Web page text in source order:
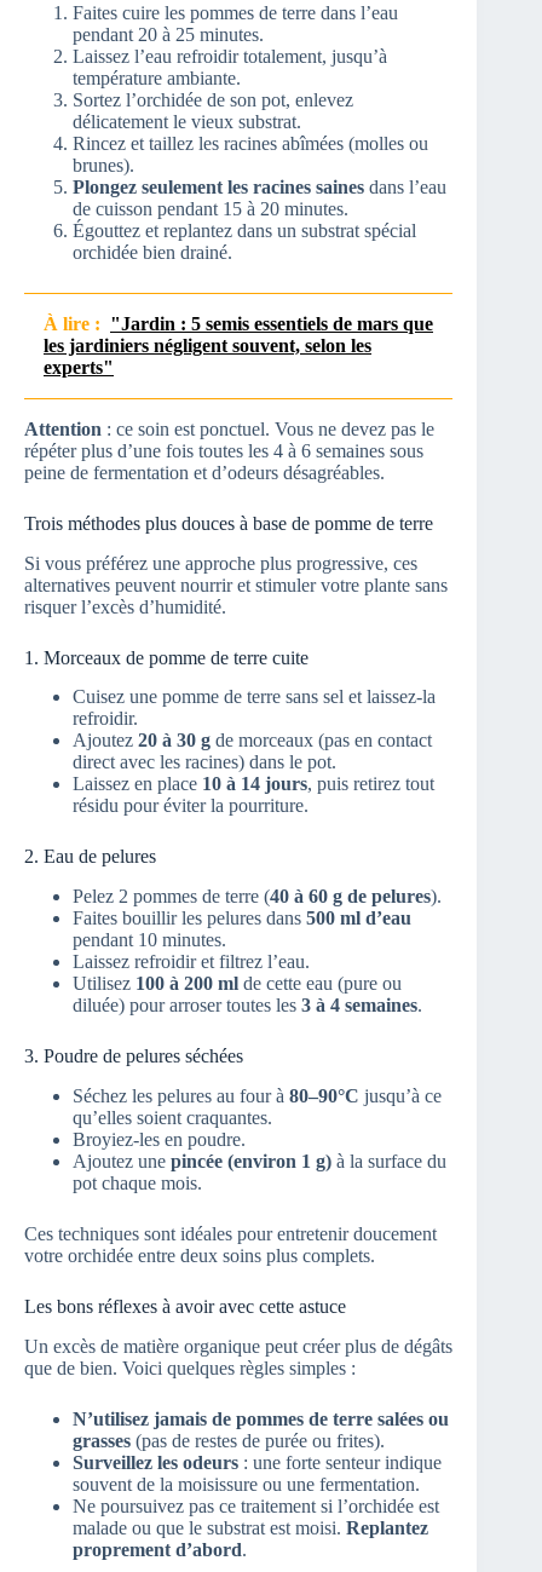
Faites cuire les pommes de terre dans l’eau
pendant 20 à 25 minutes.
Laissez l’eau refroidir totalement, jusqu’à
température ambiante.
Sortez l’orchidée de son pot, enlevez
délicatement le vieux substrat.
Rincez et taillez les racines abîmées (molles ou
brunes).
Plongez seulement les racines saines dans l’eau
de cuisson pendant 15 à 20 minutes.
Égouttez et replantez dans un substrat spécial
orchidée bien drainé.
À lire : "Jardin : 5 semis essentiels de mars que
les jardiniers négligent souvent, selon les
experts"
Attention : ce soin est ponctuel. Vous ne devez pas le
répéter plus d’une fois toutes les 4 à 6 semaines sous
peine de fermentation et d’odeurs désagréables.
Trois méthodes plus douces à base de pomme de terre
Si vous préférez une approche plus progressive, ces
alternatives peuvent nourrir et stimuler votre plante sans
risquer l’excès d’humidité.
1. Morceaux de pomme de terre cuite
Cuisez une pomme de terre sans sel et laissez-la
refroidir.
Ajoutez 20 à 30 g de morceaux (pas en contact
direct avec les racines) dans le pot.
Laissez en place 10 à 14 jours, puis retirez tout
résidu pour éviter la pourriture.
2. Eau de pelures
Pelez 2 pommes de terre (40 à 60 g de pelures).
Faites bouillir les pelures dans 500 ml d’eau
pendant 10 minutes.
Laissez refroidir et filtrez l’eau.
Utilisez 100 à 200 ml de cette eau (pure ou
diluée) pour arroser toutes les 3 à 4 semaines.
3. Poudre de pelures séchées
Séchez les pelures au four à 80–90°C jusqu’à ce
qu’elles soient craquantes.
Broyiez-les en poudre.
Ajoutez une pincée (environ 1 g) à la surface du
pot chaque mois.
Ces techniques sont idéales pour entretenir doucement
votre orchidée entre deux soins plus complets.
Les bons réflexes à avoir avec cette astuce
Un excès de matière organique peut créer plus de dégâts
que de bien. Voici quelques règles simples :
N’utilisez jamais de pommes de terre salées ou
grasses (pas de restes de purée ou frites).
Surveillez les odeurs : une forte senteur indique
souvent de la moisissure ou une fermentation.
Ne poursuivez pas ce traitement si l’orchidée est
malade ou que le substrat est moisi. Replantez
proprement d’abord.